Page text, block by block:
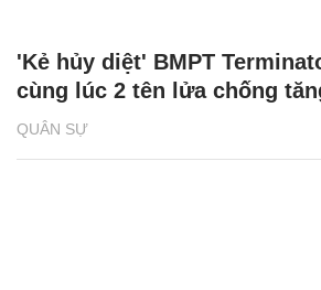
QUÂN SỰ
'Kẻ hủy diệt' BMPT
cùng lúc 2 tên lửa chống